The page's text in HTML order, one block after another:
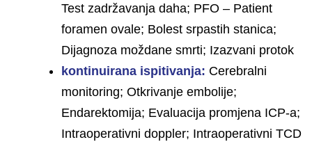
Test zadržavanja daha; PFO – Patient
foramen ovale; Bolest srpastih stanica;
Dijagnoza moždane smrti; Izazvani protok
kontinuirana ispitivanja: Cerebralni
monitoring; Otkrivanje embolije;
Endarektomija; Evaluacija promjena ICP-a;
Intraoperativni doppler; Intraoperativni TCD